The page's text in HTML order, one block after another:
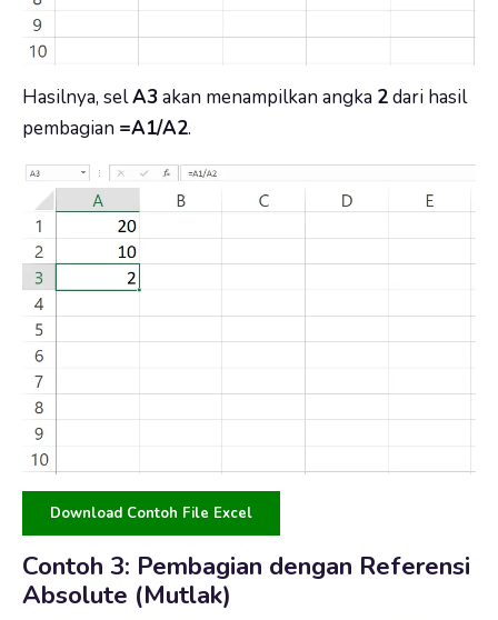
Hasilnya, selA3akan menampilkan angka 2dari hasil
pembagian =A1/A2.
Download Contoh File Excel
Contoh 3: Pembagian dengan Referensi
Absolute (Mutlak)